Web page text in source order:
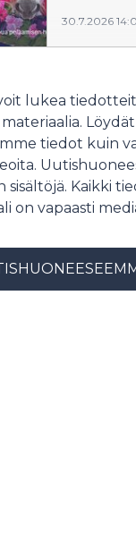
30.7.2026
Teivon
Voittoja
kolme
voitettu
lukea
tiedot kuin
sisältöjä. Kaikki
on vapaasti